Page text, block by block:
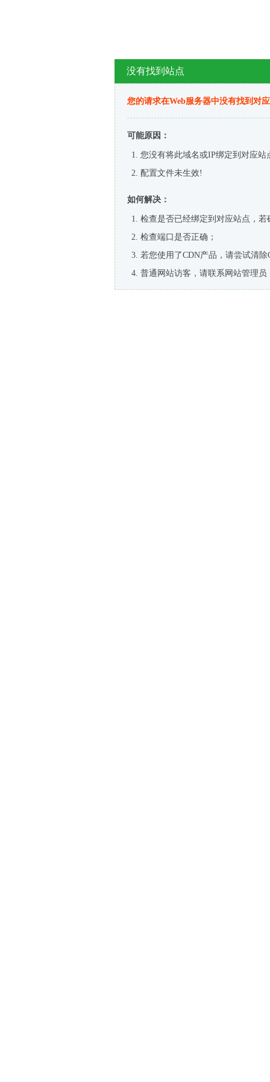
没有找到站点
您的请求在Web服务器中没有找到对
可能原因：
您没有将此域名或IP绑定到对应站
配置文件未生效!
如何解决：
检查是否已经绑定到对应站点，
检查端口是否正确；
若您使用了CDN产品，请尝试清除
普通网站访客，请联系网站管理员